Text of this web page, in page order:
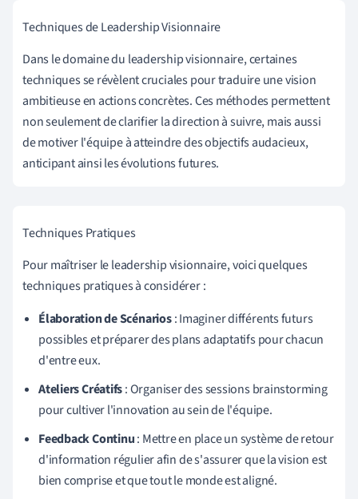
Techniques de Leadership Visionnaire
Dans le domaine du leadership visionnaire, certaines
techniques se révèlent cruciales pour traduire une vision
ambitieuse en actions concrètes. Ces méthodes permettent
non seulement de clarifier la direction à suivre, mais aussi
de motiver l'équipe à atteindre des objectifs audacieux,
anticipant ainsi les évolutions futures.
Techniques Pratiques
Pour maîtriser le leadership visionnaire, voici quelques
techniques pratiques à considérer :
Élaboration de Scénarios: Imaginer différents futurs
possibles et préparer des plans adaptatifs pour chacun
d'entre eux.
Ateliers Créatifs: Organiser des sessions brainstorming
pour cultiver l'innovation au sein de l'équipe.
Feedback Continu: Mettre en place un système de retour
d'information régulier afin de s'assurer que la vision est
bien comprise et que tout le monde est aligné.